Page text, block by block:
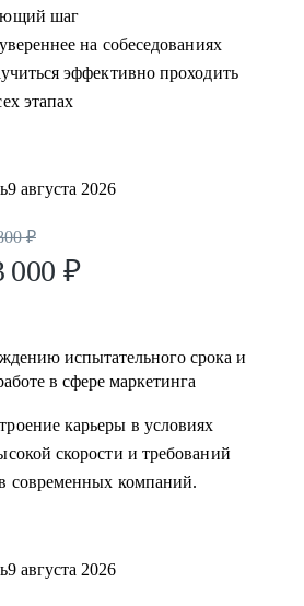
шаг
на собеседованиях
эффективно проходить
этапах
9 августа 2026
₽
000 ₽
испытательного срока и
в сфере маркетинга
карьеры в условиях
скорости и требований
современных компаний.
9 августа 2026